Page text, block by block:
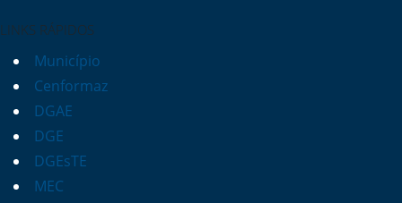
LINKS RÁPIDOS
Município
Cenformaz
DGAE
DGE
DGEsTE
MEC